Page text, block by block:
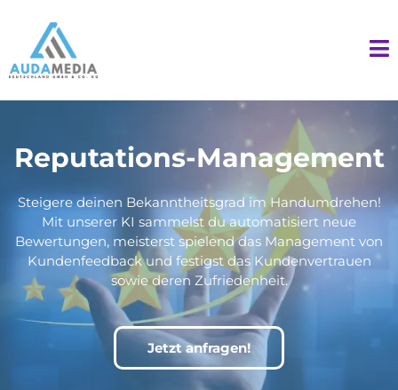
Reputations-Management
Steigere deinen Bekanntheitsgrad im Handumdrehen!
Mit unserer KI sammelst du automatisiert neue
Bewertungen, meisterst spielend das Management von
Kundenfeedback und festigst das Kundenvertrauen
sowie deren Zufriedenheit.
Jetzt anfragen!